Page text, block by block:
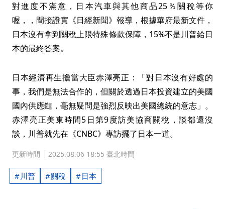
對進度不滿意，日本汽車與其他商品25％關稅等你
喔，，間接證實《日經新聞》報導，根據華府最新文件，
日本沒有拿到關稅上限特殊條款保障，15%不是川普給日
本的最終答案。
日本經濟再生擔當大臣赤澤亮正：「對日本沒有好處的
事，我們是無法合作的，但關於透過日本投資建立的美國
國內供應鏈，毫無疑問是強烈反映出美國總統的意志」。
赤澤亮正美東時間5日第9度訪美協商關稅，談都還沒
談，川普就先在《CNBC》專訪擺了日本一道。
更新時間 2025.08.06 18:55 臺北時間
川普 關稅 日本